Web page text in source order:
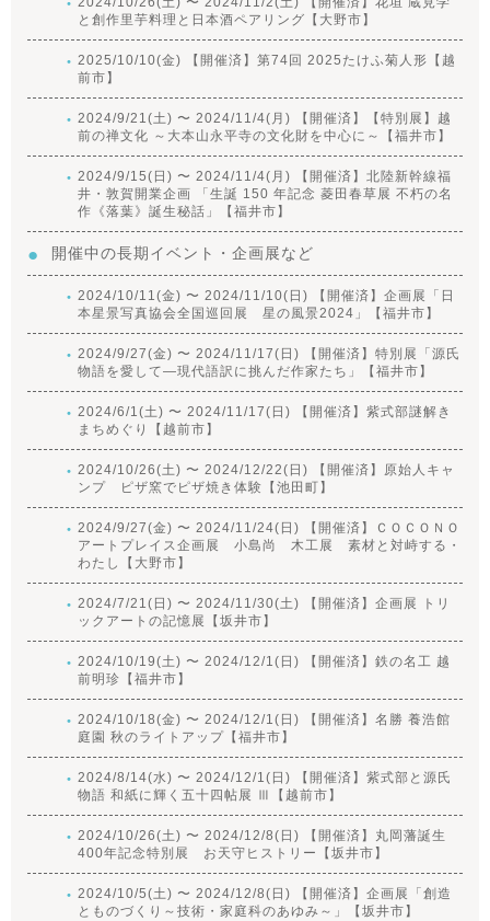
と創作里芋料理と日本酒ペアリング【大野市】
2025/10/10(金) 【開催済】第74回 2025たけふ菊人形【越
前市】
2024/9/21(土) 〜 2024/11/4(月) 【開催済】【特別展】越
前の禅文化 ～大本山永平寺の文化財を中心に～【福井市】
2024/9/15(日) 〜 2024/11/4(月) 【開催済】北陸新幹線福
井・敦賀開業企画 「生誕 150 年記念 菱田春草展 不朽の名
作《落葉》誕生秘話」【福井市】
開催中の長期イベント・企画展など
2024/10/11(金) 〜 2024/11/10(日) 【開催済】企画展「日
本星景写真協会全国巡回展 星の風景2024」【福井市】
2024/9/27(金) 〜 2024/11/17(日) 【開催済】特別展「源氏
物語を愛して―現代語訳に挑んだ作家たち」【福井市】
2024/6/1(土) 〜 2024/11/17(日) 【開催済】紫式部謎解き
まちめぐり【越前市】
2024/10/26(土) 〜 2024/12/22(日) 【開催済】原始人キャ
ンプ ピザ窯でピザ焼き体験【池田町】
2024/9/27(金) 〜 2024/11/24(日) 【開催済】ＣＯＣＯＮＯ
アートプレイス企画展 小島尚 木工展 素材と対峙する・
わたし【大野市】
2024/7/21(日) 〜 2024/11/30(土) 【開催済】企画展 トリ
ックアートの記憶展【坂井市】
2024/10/19(土) 〜 2024/12/1(日) 【開催済】鉄の名工 越
前明珍【福井市】
2024/10/18(金) 〜 2024/12/1(日) 【開催済】名勝 養浩館
庭園 秋のライトアップ【福井市】
2024/8/14(水) 〜 2024/12/1(日) 【開催済】紫式部と源氏
物語 和紙に輝く五十四帖展 Ⅲ【越前市】
2024/10/26(土) 〜 2024/12/8(日) 【開催済】丸岡藩誕生
400年記念特別展 お天守ヒストリー【坂井市】
2024/10/5(土) 〜 2024/12/8(日) 【開催済】企画展「創造
とものづくり～技術・家庭科のあゆみ～」【坂井市】